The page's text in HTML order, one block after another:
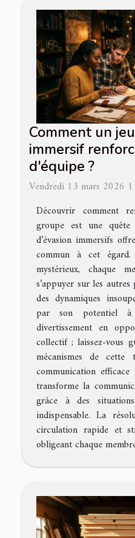
Comment un
immersif
d'équipe ?
Vendredi 13 mars 2026
Découvrir comment
groupe est une
d’évasion immersifs
commun à cet
mystérieux, chaque
s’appuyer sur les
des dynamiques
par son potentiel à
divertissement en
collectif ; laissez-vous
mécanismes de cette
communication
transforme la
grâce à des
indispensable. La
circulation rapide et
obligeant chaque